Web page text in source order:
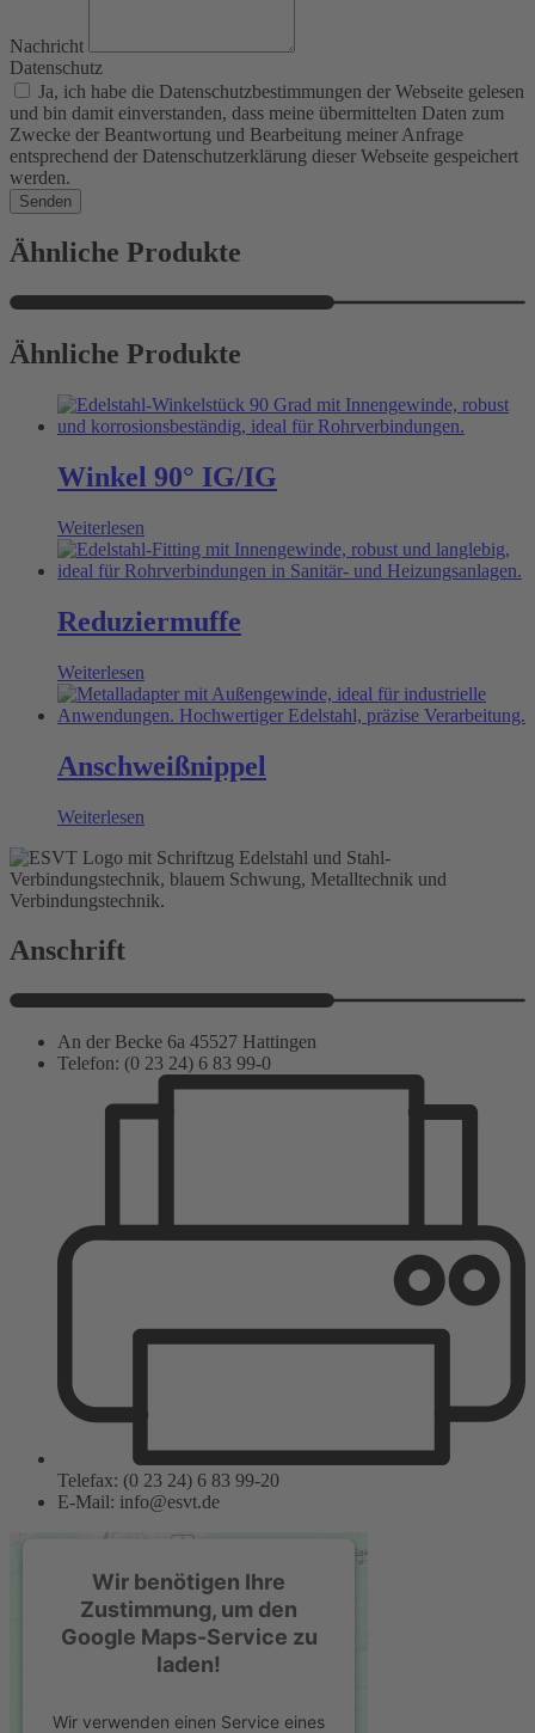
Nachricht
Datenschutz
Ja, ich habe die Datenschutzbestimmungen der Webseite gelesen
und bin damit einverstanden, dass meine übermittelten Daten zum
Zwecke der Beantwortung und Bearbeitung meiner Anfrage
entsprechend der Datenschutzerklärung dieser Webseite gespeichert
werden.
Senden
Ähnliche Produkte
Ähnliche Produkte
Winkel 90° IG/IG
Weiterlesen
Reduziermuffe
Weiterlesen
Anschweißnippel
Weiterlesen
Anschrift
An der Becke 6a 45527 Hattingen
Telefon: (0 23 24) 6 83 99-0
Telefax: (0 23 24) 6 83 99-20
E-Mail: info@esvt.de
Wir benötigen Ihre
Zustimmung, um den
Google Maps-Service zu
laden!
Wir verwenden einen Service eines